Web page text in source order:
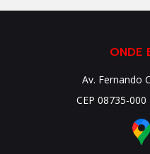
ONDE
Av. Fernando
CEP 08735-